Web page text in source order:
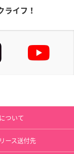
ライフ！
ついて
ース送付先